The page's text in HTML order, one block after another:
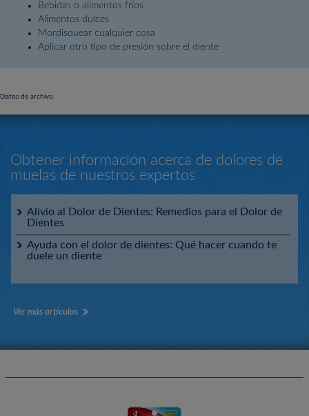
Bebidas o alimentos fríos
Alimentos dulces
Mordisquear cualquier cosa
Aplicar otro tipo de presión sobre el diente
Datos de archivo.
Obtener información acerca de dolores de
muelas de nuestros expertos
Alivio al Dolor de Dientes: Remedios para el Dolor de
Dientes
Ayuda con el dolor de dientes: Qué hacer cuando te
duele un diente
Ver más artículos